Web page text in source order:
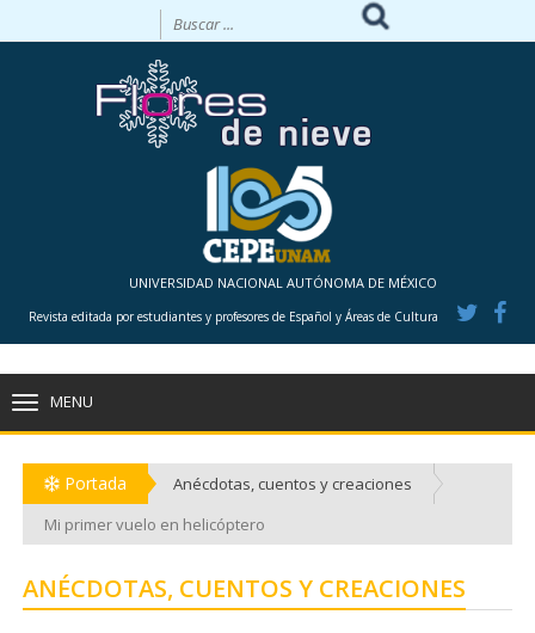
UNIVERSIDAD NACIONAL AUTÓNOMA DE MÉXICO
Revista editada por estudiantes y profesores de Español y Áreas de Cultura
MENU
Portada
Anécdotas, cuentos y creaciones
Mi primer vuelo en helicóptero
ANÉCDOTAS, CUENTOS Y CREACIONES